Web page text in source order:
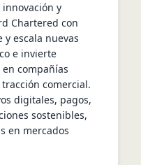
innovación y
Chartered con
y escala nuevas
e invierte
compañías
comercial.
digitales, pagos,
sostenibles,
en mercados